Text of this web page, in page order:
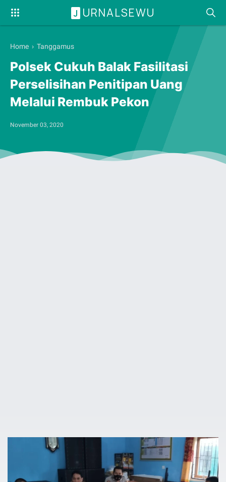
J URNALSEWU
Home › Tanggamus
Polsek Cukuh Balak Fasilitasi
Perselisihan Penitipan Uang
Melalui Rembuk Pekon
November 03, 2020